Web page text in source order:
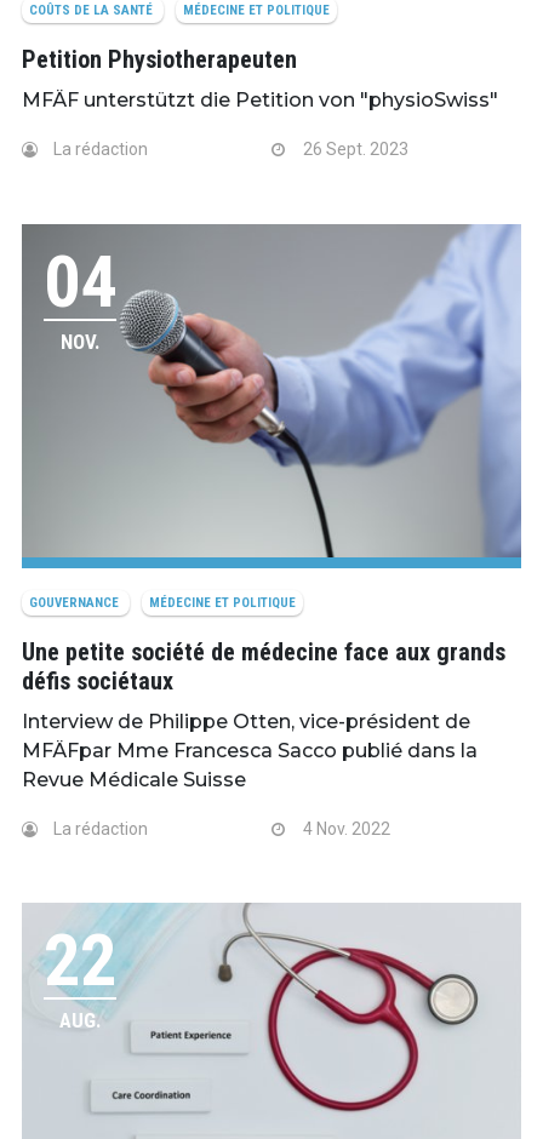
COÛTS DE LA SANTÉ MÉDECINE ET POLITIQUE
Petition Physiotherapeuten
MFÄF unterstützt die Petition von "physioSwiss"
La rédaction 26 Sept. 2023
04
NOV.
GOUVERNANCE MÉDECINE ET POLITIQUE
Une petite société de médecine face aux grands
défis sociétaux
Interview de Philippe Otten, vice-président de
MFÄFpar Mme Francesca Sacco publié dans la
Revue Médicale Suisse
La rédaction 4 Nov. 2022
22
AUG.